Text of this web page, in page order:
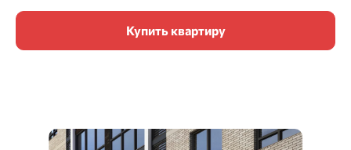
Купить квартиру